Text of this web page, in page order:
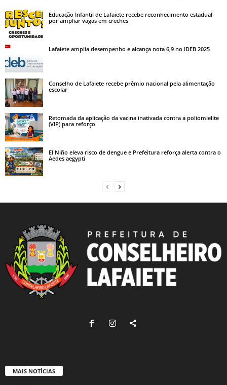
Educação Infantil de Lafaiete recebe reconhecimento estadual
por ampliar vagas em creches
Lafaiete amplia desempenho e alcança nota 6,9 no IDEB 2025
Conselho de Lafaiete recebe prêmio nacional pela alimentação
escolar
Retomada da aplicação da vacina inativada contra a poliomielite
(VIP) para reforço
El Niño eleva risco de dengue e Prefeitura reforça alerta contra o
Aedes aegypti
MAIS NOTÍCIAS